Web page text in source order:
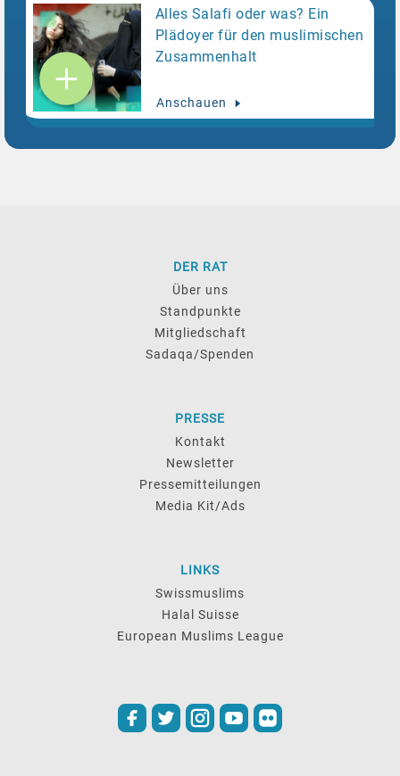
Bekenntnissen möglich sein muss, ihre
Glaubenslehre friedlich und im Rahmen des
Rechts zu verbreiten. Gleichzeitig bekräftigt er
seine ablehnende Haltung gegenüber jeder Form
aufdringlichen oder unanständigen Verhaltens.
Handverteilungsaktionen lehnt er klar ab, zumal
Grundrechte vs. öffentliche Meinung:
Der Qur’an-Streit in Deutschland eskaliert.
Alles Salafi oder was? Ein
Plädoyer für den muslimischen
Zusammenhalt
Anschauen
DER RAT
Über uns
Standpunkte
Mitgliedschaft
Sadaqa/Spenden
PRESSE
Kontakt
Newsletter
Pressemitteilungen
Media Kit/Ads
LINKS
Swissmuslims
Halal Suisse
European Muslims League